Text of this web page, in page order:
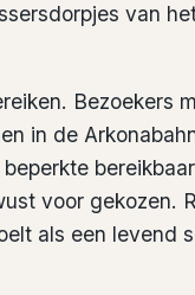
van
Bezoekers
in de
voor gekozen.
als een levend